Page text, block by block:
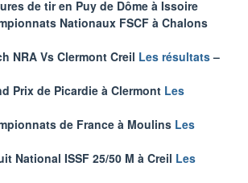
de tir en Puy de Dôme à Issoire
Nationaux FSCF à Chalons
NRA Vs Clermont Creil Les résultats–
Prix de Picardie à Clermont Les
de France à Moulins Les
National ISSF 25/50 M à Creil Les